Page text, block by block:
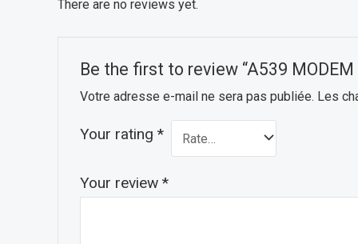
There are no reviews yet.
Be the first to review “A539 MODEM
Votre adresse e-mail ne sera pas publiée. Les
Your rating *
Your review *